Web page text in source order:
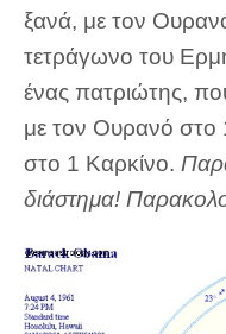
ξανά, με τον
τετράγωνο του
ένας πατριώτης,
με τον Ουρανό στο
στο 1 Καρκίνο.
διάστημα!